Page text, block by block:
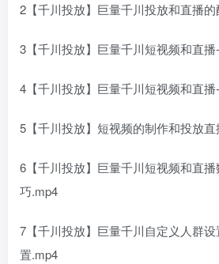
2【千川投放】巨量千川投放和直播
3【千川投放】巨量千川短视频和直
4【千川投放】巨量千川短视频和直
5【千川投放】短视频的制作和投放
6【千川投放】巨量千川短视频和直
巧.mp4
7【千川投放】巨量千川自定义人群
置.mp4